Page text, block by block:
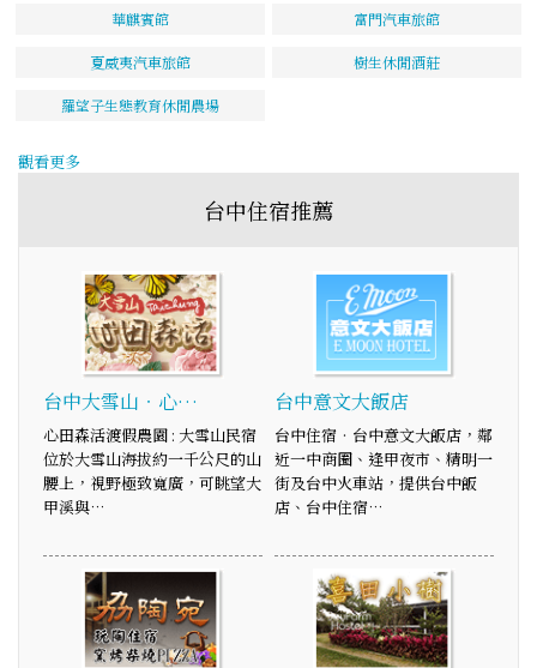
華麒賓館 富門汽車旅館
夏威夷汽車旅館 樹生休閒酒莊
羅望子生態教育休閒農場
觀看更多
台中住宿推薦
台中大雪山‧心…
心田森活渡假農園 : 大雪山民宿
位於大雪山海拔約一千公尺的山
腰上，視野極致寬廣，可眺望大
甲溪與…
台中意文大飯店
台中住宿‧台中意文大飯店，鄰
近一中商圈、逢甲夜市、精明一
街及台中火車站，提供台中飯
店、台中住宿…